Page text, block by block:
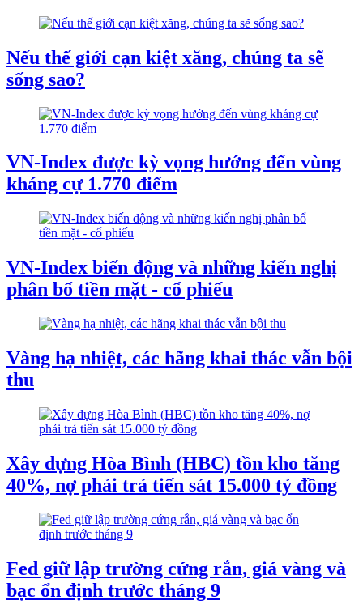
Nếu thế giới cạn kiệt xăng, chúng ta sẽ
sống sao?
VN-Index được kỳ vọng hướng đến vùng
kháng cự 1.770 điểm
VN-Index biến động và những kiến nghị
phân bổ tiền mặt - cổ phiếu
Vàng hạ nhiệt, các hãng khai thác vẫn bội
thu
Xây dựng Hòa Bình (HBC) tồn kho tăng
40%, nợ phải trả tiến sát 15.000 tỷ đồng
Fed giữ lập trường cứng rắn, giá vàng và
bạc ổn định trước tháng 9